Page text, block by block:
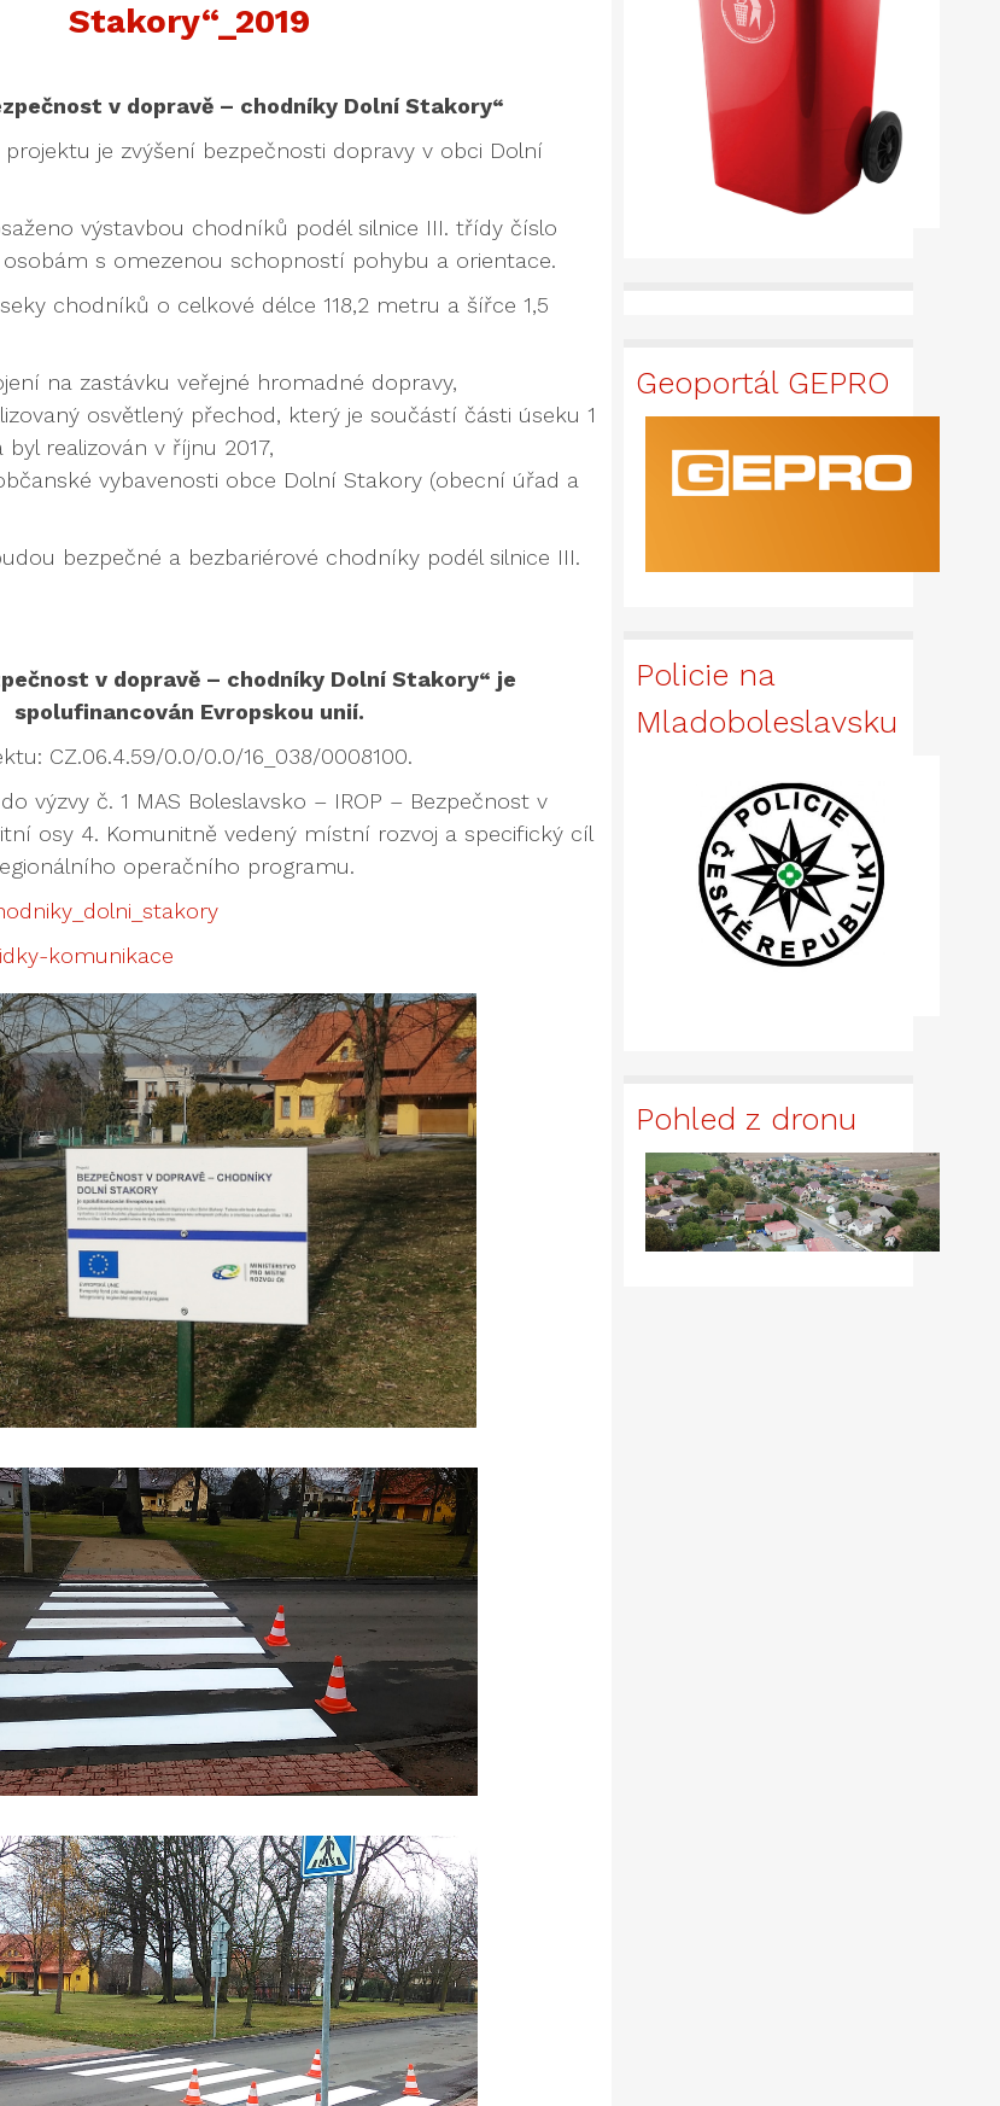
Stakory“_2019
v dopravě – chodníky Dolní Stakory“
je zvýšení bezpečnosti dopravy v obci Dolní
výstavbou chodníků podél silnice III. třídy číslo
s omezenou schopností pohybu a orientace.
chodníků o celkové délce 118,2 metru a šířce 1,5
na zastávku veřejné hromadné dopravy,
osvětlený přechod, který je součástí části úseku 1
realizován v říjnu 2017,
vybavenosti obce Dolní Stakory (obecní úřad a
bezpečné a bezbariérové chodníky podél silnice III.
v dopravě – chodníky Dolní Stakory“ je
spolufinancován Evropskou unií.
CZ.06.4.59/0.0/0.0/16_038/0008100.
výzvy č. 1 MAS Boleslavsko – IROP – Bezpečnost v
osy 4. Komunitně vedený místní rozvoj a specifický cíl
operačního programu.
komunikace
Geoportál GEPRO
Policie na
Mladoboleslavsku
Pohled z dronu